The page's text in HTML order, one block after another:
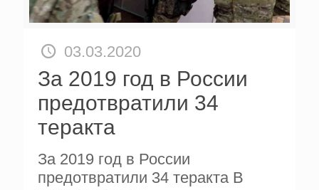
03.03.2020
За 2019 год в России
предотвратили 34
теракта
За 2019 год в России
предотвратили 34 теракта В